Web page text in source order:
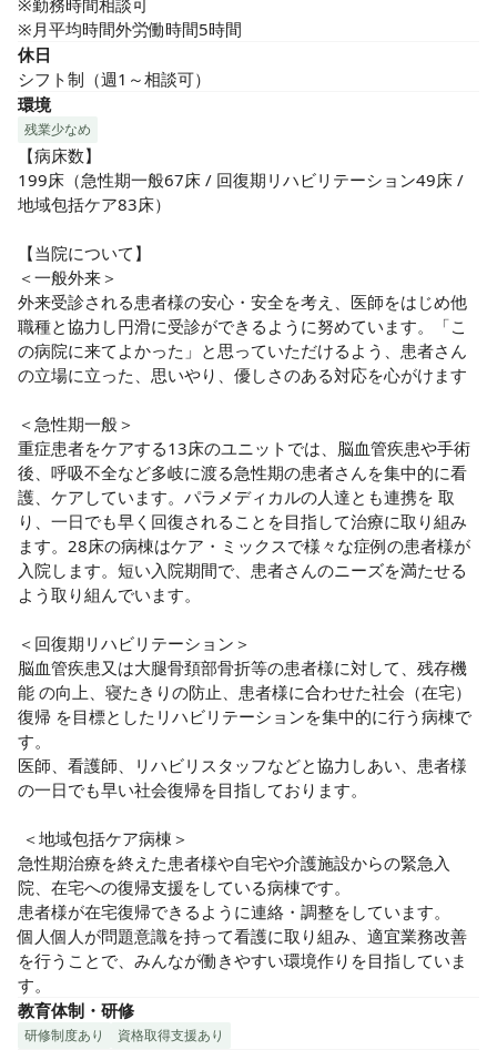
※勤務時間相談可
※月平均時間外労働時間5時間
休日
シフト制（週1～相談可）
環境
残業少なめ
【病床数】
199床（急性期一般67床 / 回復期リハビリテーション49床 /
地域包括ケア83床）
【当院について】
＜一般外来＞
外来受診される患者様の安心・安全を考え、医師をはじめ他
職種と協力し円滑に受診ができるように努めています。「こ
の病院に来てよかった」と思っていただけるよう、患者さん
の立場に立った、思いやり、優しさのある対応を心がけます
＜急性期一般＞
重症患者をケアする13床のユニットでは、脳血管疾患や手術
後、呼吸不全など多岐に渡る急性期の患者さんを集中的に看
護、ケアしています。パラメディカルの人達とも連携を 取
り、一日でも早く回復されることを目指して治療に取り組み
ます。28床の病棟はケア・ミックスで様々な症例の患者様が
入院します。短い入院期間で、患者さんのニーズを満たせる
よう取り組んでいます。
＜回復期リハビリテーション＞
脳血管疾患又は大腿骨頚部骨折等の患者様に対して、残存機
能 の向上、寝たきりの防止、患者様に合わせた社会（在宅）
復帰 を目標としたリハビリテーションを集中的に行う病棟で
す。
医師、看護師、リハビリスタッフなどと協力しあい、患者様
の一日でも早い社会復帰を目指しております。
急性期治療を終えた患者様や自宅や介護施設からの緊急入
院、在宅への復帰支援をしている病棟です。
患者様が在宅復帰できるように連絡・調整をしています。
個人個人が問題意識を持って看護に取り組み、適宜業務改善
を行うことで、みんなが働きやすい環境作りを目指していま
す。
教育体制・研修
研修制度あり 資格取得支援あり